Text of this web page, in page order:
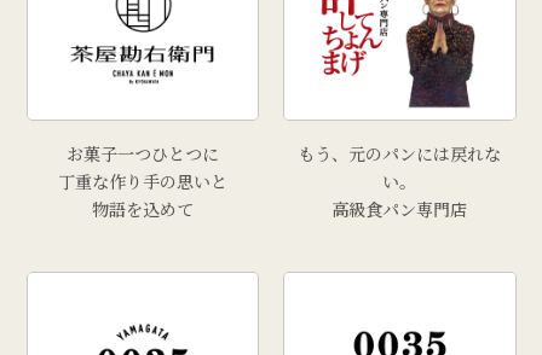
お菓子一つひとつに
丁重な作り手の思いと
物語を込めて
もう、元のパンには戻れな
い。
高級食パン専門店